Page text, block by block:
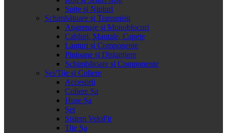
Spițe și Nipluri
Schimbătoare și Transmisii
Angrenaje și Monoblocuri
Cabluri, Mantale, Capete
Lanțuri și Componente
Pinioane și Distanțiere
Schimbătoare și Componente
Șei/Tije și Coliere
Accesorii
Coliere Șa
Huse Șa
Șei
Sistem VeloFit
Tije Șa